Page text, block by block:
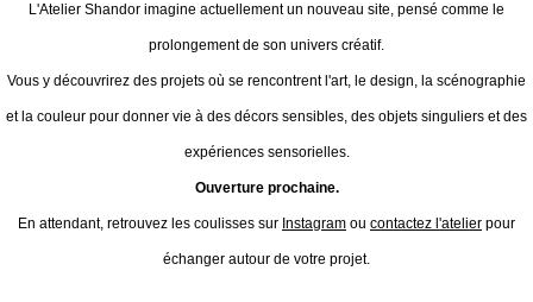
L'Atelier Shandor imagine actuellement un nouveau site, pensé comme le
prolongement de son univers créatif.
Vous y découvrirez des projets où se rencontrent l'art, le design, la scénographie
et la couleur pour donner vie à des décors sensibles, des objets singuliers et des
expériences sensorielles.
Ouverture prochaine.
En attendant, retrouvez les coulisses sur Instagram ou contactez l'atelier pour
échanger autour de votre projet.